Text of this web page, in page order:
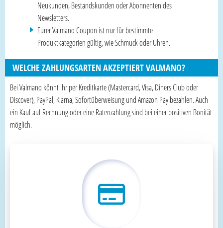
Neukunden, Bestandskunden oder Abonnenten des
Newsletters.
Eurer Valmano Coupon ist nur für bestimmte
Produktkategorien gültig, wie Schmuck oder Uhren.
WELCHE ZAHLUNGSARTEN AKZEPTIERT VALMANO?
Bei Valmano könnt ihr per Kreditkarte (Mastercard, Visa, Diners Club oder
Discover), PayPal, Klarna, Sofortüberweisung und Amazon Pay bezahlen. Auch
ein Kauf auf Rechnung oder eine Ratenzahlung sind bei einer positiven Bonität
möglich.